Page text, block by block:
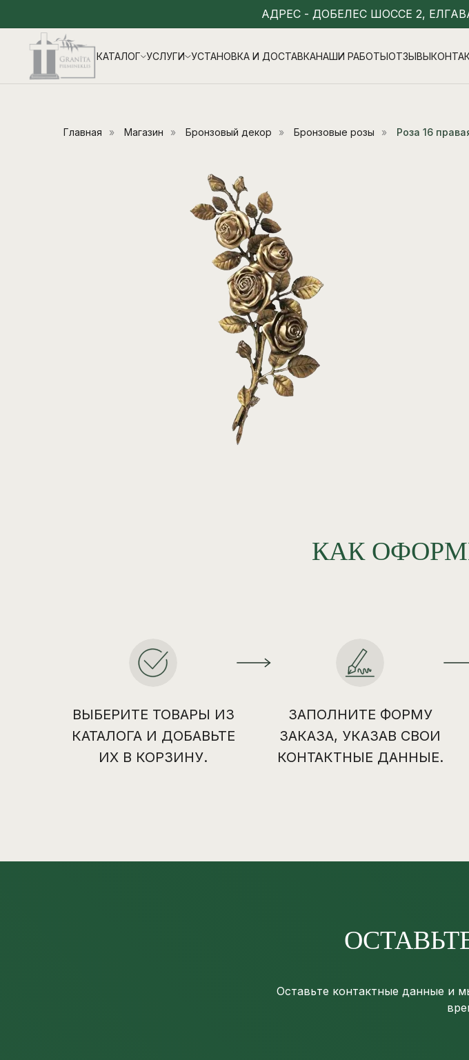
АДРЕС - ДОБЕЛЕС ШОССЕ 2,
КАТАЛОГ УСЛУГИ УСТАНОВКА И ДОСТАВКАНАШИ РАБОТЫОТЗЫВЫ
Главная » Магазин » Бронзовый декор » Бронзовые розы » Роза 16
КАК
ВЫБЕРИТЕ ТОВАРЫ ИЗ
КАТАЛОГА И ДОБАВЬТЕ
ИХ В КОРЗИНУ.
ЗАПОЛНИТЕ ФОРМУ
ЗАКАЗА, УКАЗАВ СВОИ
КОНТАКТНЫЕ ДАННЫЕ.
Оставьте контактные данные и